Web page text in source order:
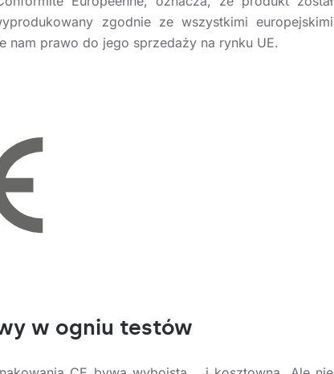
zgodnie ze wszystkimi europejskimi
nam prawo do jego sprzedaży na rynku UE.
w ogniu testów